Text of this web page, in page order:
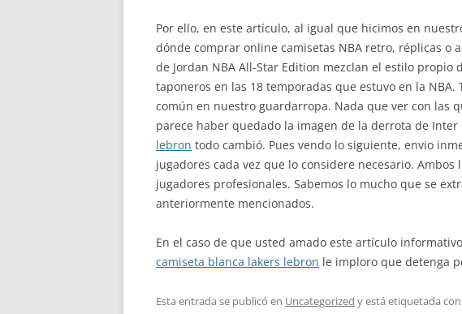
Por ello, en este artículo, al igual que hicimos en
dónde comprar online camisetas NBA retro, réplicas o
de Jordan NBA All-Star Edition mezclan el estilo
taponeros en las 18 temporadas que estuvo en la
común en nuestro guardarropa. Nada que ver con las
parece haber quedado la imagen de la derrota de
lebron todo cambió. Pues vendo lo siguiente, envio
jugadores cada vez que lo considere necesario.
jugadores profesionales. Sabemos lo mucho que se
anteriormente mencionados.
En el caso de que usted amado este artículo
camiseta blanca lakers lebron le imploro que detenga
Esta entrada se publicó en Uncategorized y está etiquetada con